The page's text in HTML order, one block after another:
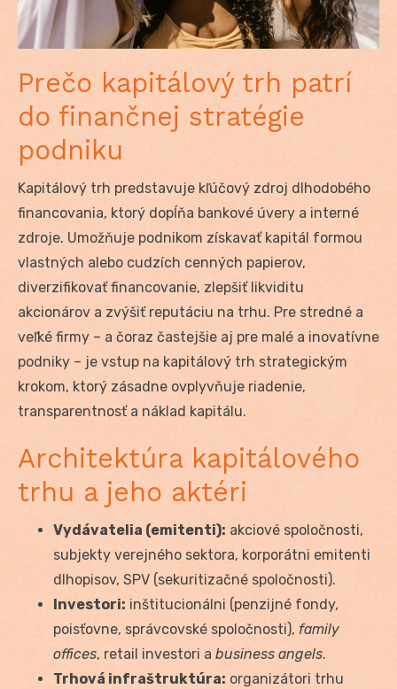
Prečo kapitálový trh patrí
do finančnej stratégie
podniku
Kapitálový trh predstavuje kľúčový zdroj dlhodobého
financovania, ktorý dopĺňa bankové úvery a interné
zdroje. Umožňuje podnikom získavať kapitál formou
vlastných alebo cudzích cenných papierov,
diverzifikovať financovanie, zlepšiť likviditu
akcionárov a zvýšiť reputáciu na trhu. Pre stredné a
veľké firmy – a čoraz častejšie aj pre malé a inovatívne
podniky – je vstup na kapitálový trh strategickým
krokom, ktorý zásadne ovplyvňuje riadenie,
transparentnosť a náklad kapitálu.
Architektúra kapitálového
trhu a jeho aktéri
Vydávatelia (emitenti): akciové spoločnosti,
subjekty verejného sektora, korporátni emitenti
dlhopisov, SPV (sekuritizačné spoločnosti).
Investori: inštitucionálni (penzijné fondy,
poisťovne, správcovské spoločnosti), family
offices, retail investori a business angels.
Trhová infraštruktúra: organizátori trhu